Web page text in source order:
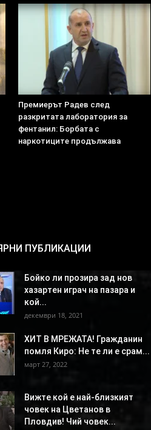
Премиерът Радев след
разкритата лаборатория за
фентанил: Борбата с
наркотиците продължава
ПУБЛИКАЦИИ
Бойко ли прозира зад нов
хазартен играч на пазара и
кой...
декември 18, 2021
ХИТ В МРЕЖАТА! Гражданин
помля Киро: Не те ли е срам...
март 27, 2022
Вижте кой е най-близкият
човек на Цветанов в
Пловдив! Чий човек...